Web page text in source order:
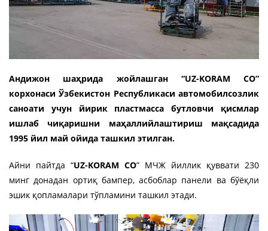
Aндижон шаҳрида жойлашган “UZ-KORAM CО”
корхонаси Ўзбекистон Республикаси автомобилсозлик
саноати учун йирик пластмасса бутловчи қисмлар
ишлаб чиқаришни маҳаллийлаштириш мақсадида
1995 йил май ойида ташкил этилган.
Aйни пайтда “UZ-KORAM CО” МЧЖ йиллик қуввати 230
минг донадан ортиқ бампер, асбоблар панели ва бўёқли
эшик қопламалари тўпламини ташкил этади.